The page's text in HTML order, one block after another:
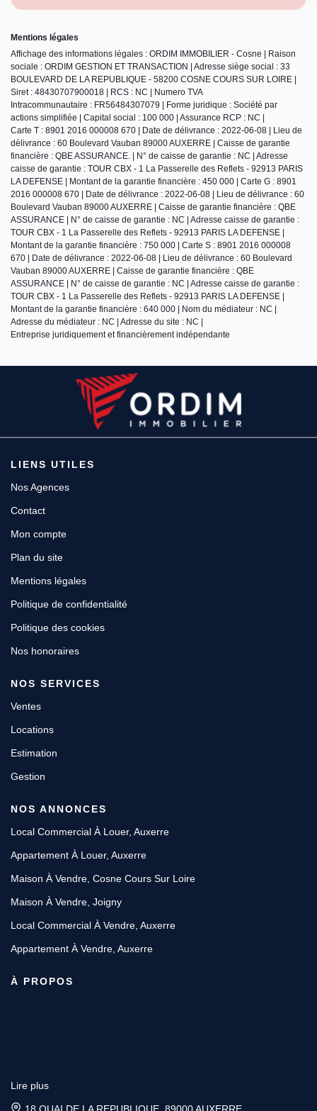
Mentions légales
Affichage des informations légales : ORDIM IMMOBILIER - Cosne | Raison
sociale : ORDIM GESTION ET TRANSACTION | Adresse siège social : 33
BOULEVARD DE LA REPUBLIQUE - 58200 COSNE COURS SUR LOIRE |
Siret : 48430707900018 | RCS : NC | Numero TVA
Intracommunautaire : FR56484307079 | Forme juridique : Société par
actions simplifiée | Capital social : 100 000 | Assurance RCP : NC |
Carte T : 8901 2016 000008 670 | Date de délivrance : 2022-06-08 | Lieu de
délivrance : 60 Boulevard Vauban 89000 AUXERRE | Caisse de garantie
financière : QBE ASSURANCE. | N° de caisse de garantie : NC | Adresse
caisse de garantie : TOUR CBX - 1 La Passerelle des Reflets - 92913 PARIS
LA DEFENSE | Montant de la garantie financière : 450 000 | Carte G : 8901
2016 000008 670 | Date de délivrance : 2022-06-08 | Lieu de délivrance : 60
Boulevard Vauban 89000 AUXERRE | Caisse de garantie financière : QBE
ASSURANCE | N° de caisse de garantie : NC | Adresse caisse de garantie :
TOUR CBX - 1 La Passerelle des Reflets - 92913 PARIS LA DEFENSE |
Montant de la garantie financière : 750 000 | Carte S : 8901 2016 000008
670 | Date de délivrance : 2022-06-08 | Lieu de délivrance : 60 Boulevard
Vauban 89000 AUXERRE | Caisse de garantie financière : QBE
ASSURANCE | N° de caisse de garantie : NC | Adresse caisse de garantie :
TOUR CBX - 1 La Passerelle des Reflets - 92913 PARIS LA DEFENSE |
Montant de la garantie financière : 640 000 | Nom du médiateur : NC |
Adresse du médiateur : NC | Adresse du site : NC |
Entreprise juridiquement et financièrement indépendante
LIENS UTILES
Nos Agences
Contact
Mon compte
Plan du site
Mentions légales
Politique de confidentialité
Politique des cookies
Nos honoraires
NOS SERVICES
Ventes
Locations
Estimation
Gestion
NOS ANNONCES
Local Commercial À Louer, Auxerre
Appartement À Louer, Auxerre
Maison À Vendre, Cosne Cours Sur Loire
Maison À Vendre, Joigny
Local Commercial À Vendre, Auxerre
Appartement À Vendre, Auxerre
À PROPOS
Lire plus